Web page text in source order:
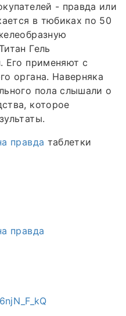
- правда или
в тюбиках по 50
Гель
Его применяют с
органа. Наверняка
пола слышали о
которое
правда таблетки
правда